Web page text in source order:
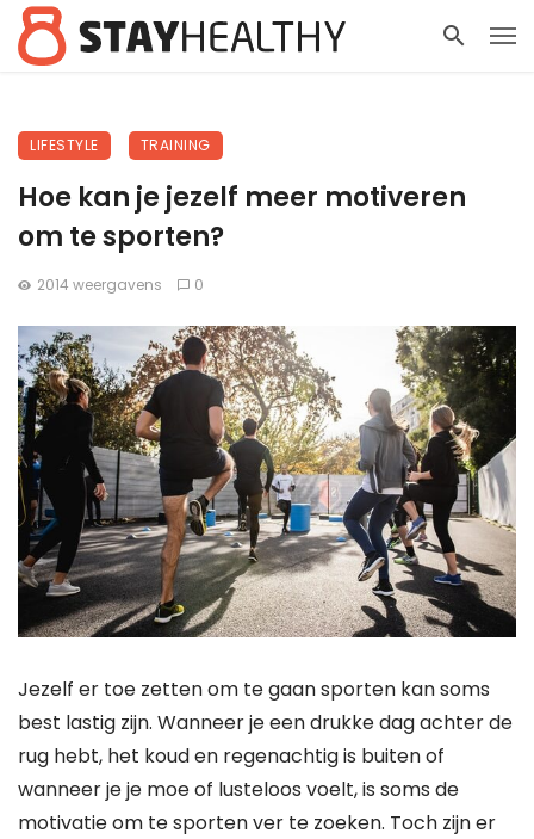
LIFESTYLE TRAINING
Hoe kan je jezelf meer motiveren
om te sporten?
2014 weergavens 0
Jezelf er toe zetten om te gaan sporten kan soms
best lastig zijn. Wanneer je een drukke dag achter de
rug hebt, het koud en regenachtig is buiten of
wanneer je je moe of lusteloos voelt, is soms de
motivatie om te sporten ver te zoeken. Toch zijn er